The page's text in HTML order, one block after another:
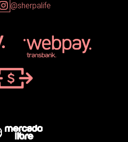
@sherpalife